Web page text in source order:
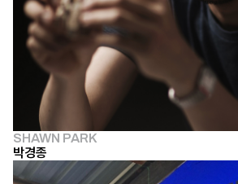
SHAWN PARK
박경종